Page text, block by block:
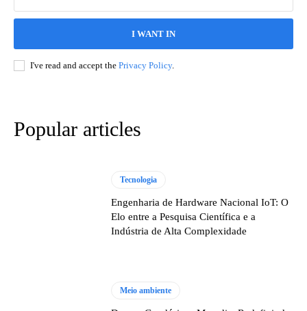
I WANT IN
I've read and accept the Privacy Policy.
Popular articles
Tecnologia
Engenharia de Hardware Nacional IoT: O
Elo entre a Pesquisa Científica e a
Indústria de Alta Complexidade
Meio ambiente